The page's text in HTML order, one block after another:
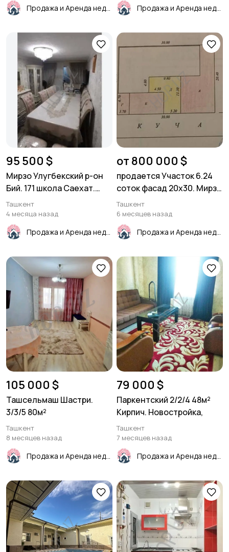
95 500 $
Мирзо Улугбекский р-он
Бий. 171 школа Саехат.
3/4/4 65м²
Ташкент
4 месяца назад
от 800 000 $
продается Участок 6.24
соток фасад 20х30. Мирзо
Улугбекский р-он. Буз-2.
Ташкент
6 месяцев назад
105 000 $
Ташсельмаш Шастри.
3/3/5 80м²
Ташкент
8 месяцев назад
79 000 $
Паркентский 2/2/4 48м²
Кирпич. Новостройка,
Ташкент
7 месяцев назад